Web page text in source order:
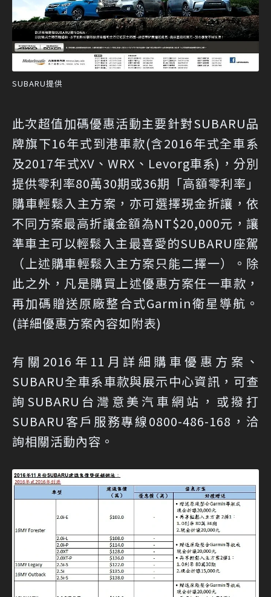
SUBARU提供
此次超值加碼優惠活動主要針對SUBARU品
牌旗下16年式到港車款(含2016年式全車系
及2017年式XV、WRX、Levorg車系)，分別
提供零利率80萬30期或36期「高額零利率」
購車輕鬆入主方案，亦可選擇現金折讓，依
不同方案最高折讓金額為NT$20,000元，讓
準車主可以輕鬆入主最喜愛的SUBARU座駕
（上述購車輕鬆入主方案只能二擇一）。除
此之外，凡是購買上述優惠方案任一車款，
再加碼贈送原廠整合式Garmin衛星導航。
(詳細優惠方案內容如附表)
有關2016年11月詳細購車優惠方案、
SUBARU全車系車款與展示中心資訊，可查
詢 SUBARU台灣意美汽車網站 ，或撥打
SUBARU客戶服務專線0800-486-168，洽
詢相關活動內容。